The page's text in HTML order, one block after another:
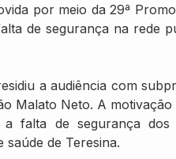
por meio da 29ª
de segurança na rede
a audiência com
Malato Neto. A motivação
falta de segurança dos
saúde de Teresina.